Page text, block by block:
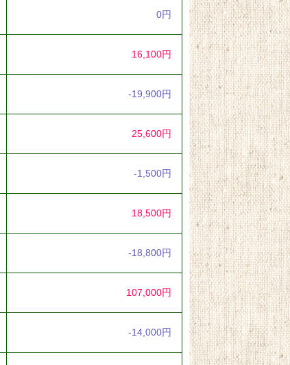
0円
16,100円
-19,900円
25,600円
-1,500円
18,500円
-18,800円
107,000円
-14,000円